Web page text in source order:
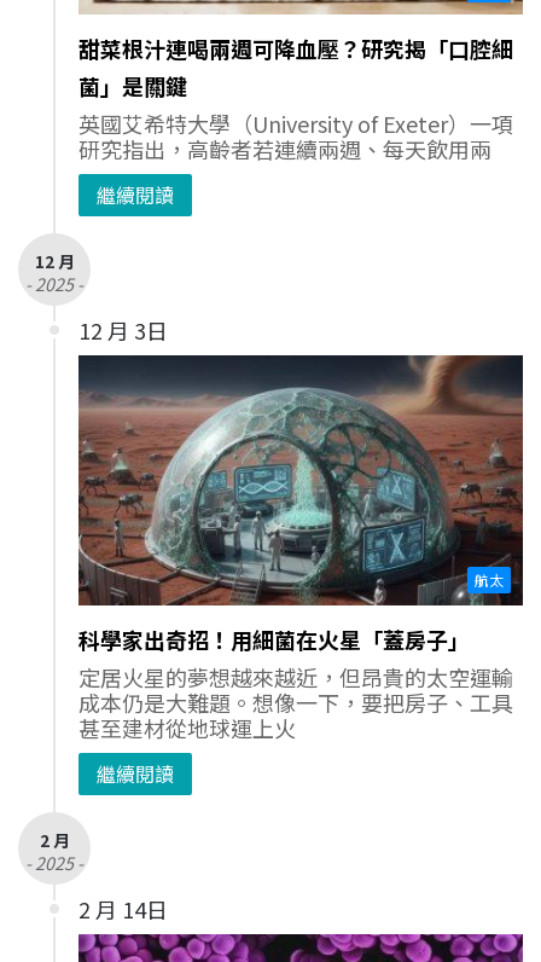
甜菜根汁連喝兩週可降血壓？研究揭「口腔細
菌」是關鍵
英國艾希特大學（University of Exeter）一項
研究指出，高齡者若連續兩週、每天飲用兩
繼續閱讀
12 月
- 2025 -
12 月 3日
航太
科學家出奇招！用細菌在火星「蓋房子」
定居火星的夢想越來越近，但昂貴的太空運輸
成本仍是大難題。想像一下，要把房子、工具
甚至建材從地球運上火
繼續閱讀
2 月
- 2025 -
2 月 14日